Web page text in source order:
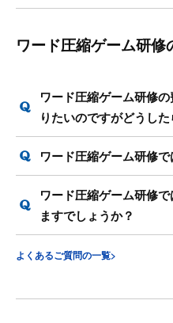
ワード圧縮ゲーム研
ワード圧縮ゲーム研修
りたいのですがどうし
ワード圧縮ゲーム研修
ワード圧縮ゲーム研修
ますでしょうか？
よくあるご質問の一覧>